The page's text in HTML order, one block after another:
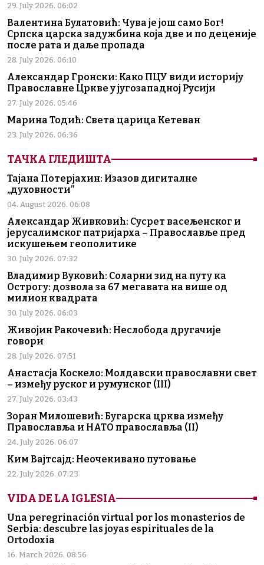
29. July 2026. 06:02
Валентина Булатовић: Чува је још само Бог!
Српска царска задужбина која две и по деценије
после рата и даље пропада
28. July 2026. 06:10
Александар Гронски: Како ПЦУ види историју
Православне Цркве у југозападној Русији
27. July 2026. 05:46
Марина Тодић: Света царица Кетеван
23. July 2026. 06:36
ТАЧКА ГЛЕДИШТА
Тајана Потерјахин: Изазов дигиталне
„духовности”
04. August 2026. 06:08
Александар Живковић: Сусрет васељенског и
јерусалимског патријарха – Православље пред
искушењем геополитике
30. July 2026. 07:32
Владимир Вуковић: Соларни зид на путу ка
Острогу: дозвола за 67 мегавата на више од
милион квадрата
30. July 2026. 06:03
Живојин Ракочевић: Неслобода другачије
говори
28. July 2026. 07:51
Анастасја Коскело: Молдавски православни свет
– између руског и румунског (III)
27. July 2026. 03:43
Зоран Милошевић: Бугарска црква између
Православља и НАТО православља (II)
24. July 2026. 06:07
Ким Вајтсајд: Неочекивано путовање
22. July 2026. 07:23
VIDA DE LA IGLESIA
Una peregrinación virtual por los monasterios de
Serbia: descubre las joyas espirituales de la
Ortodoxia
16. March 2026. 08:56